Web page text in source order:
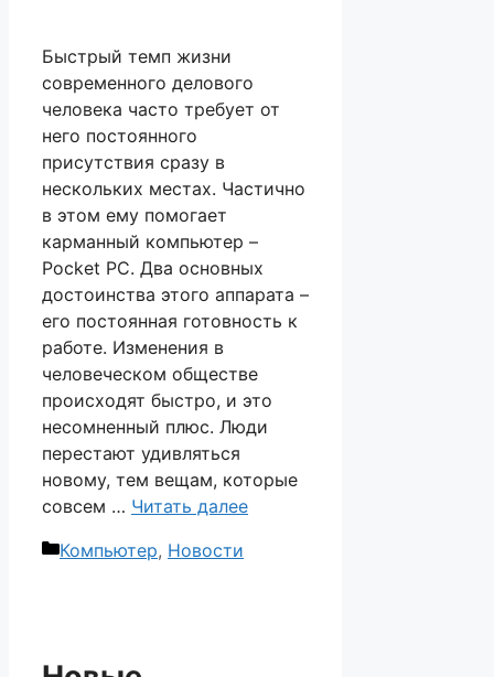
Быстрый темп жизни
современного делового
человека часто требует от
него постоянного
присутствия сразу в
нескольких местах. Частично
в этом ему помогает
карманный компьютер –
Pocket PC. Два основных
достоинства этого аппарата –
его постоянная готовность к
работе. Изменения в
человеческом обществе
происходят быстро, и это
несомненный плюс. Люди
перестают удивляться
новому, тем вещам, которые
совсем … Читать далее
Рубрики
Компьютер, Новости